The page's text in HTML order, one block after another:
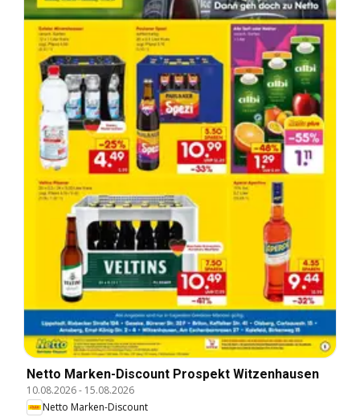
Netto Marken-Discount Prospekt Witzenhausen
10.08.2026- 15.08.2026
Netto Marken-Discount